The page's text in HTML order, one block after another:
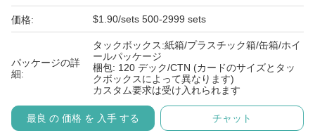
価格: $1.90/sets 500-2999 sets
パッケージの詳
細:
タックボックス:紙箱/プラスチック箱/缶箱/ホイ
ールパッケージ
梱包: 120 デック/CTN (カードのサイズとタッ
クボックスによって異なります)
カスタム要求は受け入れられます
最良 の 価格 を 入手 する チャット